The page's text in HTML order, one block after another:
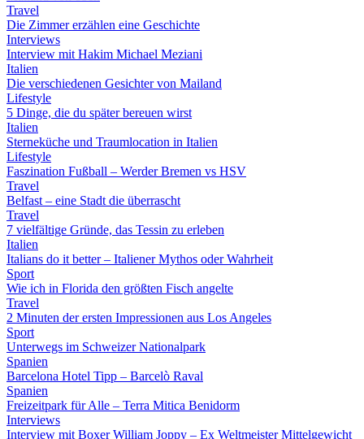
Travel
Die Zimmer erzählen eine Geschichte
Interviews
Interview mit Hakim Michael Meziani
Italien
Die verschiedenen Gesichter von Mailand
Lifestyle
5 Dinge, die du später bereuen wirst
Italien
Sterneküche und Traumlocation in Italien
Lifestyle
Faszination Fußball – Werder Bremen vs HSV
Travel
Belfast – eine Stadt die überrascht
Travel
7 vielfältige Gründe, das Tessin zu erleben
Italien
Italians do it better – Italiener Mythos oder Wahrheit
Sport
Wie ich in Florida den größten Fisch angelte
Travel
2 Minuten der ersten Impressionen aus Los Angeles
Sport
Unterwegs im Schweizer Nationalpark
Spanien
Barcelona Hotel Tipp – Barcelò Raval
Spanien
Freizeitpark für Alle – Terra Mitica Benidorm
Interviews
Interview mit Boxer William Joppy – Ex Weltmeister Mittelgewicht